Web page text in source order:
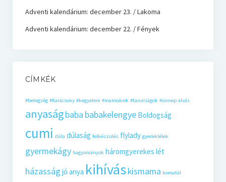
Adventi kalendárium: december 23. / Lakoma
Adventi kalendárium: december 22. / Fények
CÍMKÉK
#betegség #Karácsony #kegyelem #mamoárok #tanulságok #ünnep alvás
anyaságbaba babakelengye Boldogság
cumi dúla dúlaság felkészülés flylady gyereklélek
gyermekágy hagyományok háromgyerekes lét
házasság jó anya kihíváskismama komatál